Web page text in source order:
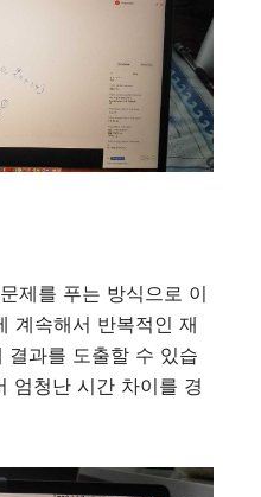
제를 푸는 방식으로 이
계속해서 반복적인 재
결과를 도출할 수 있습
엄청난 시간 차이를 경